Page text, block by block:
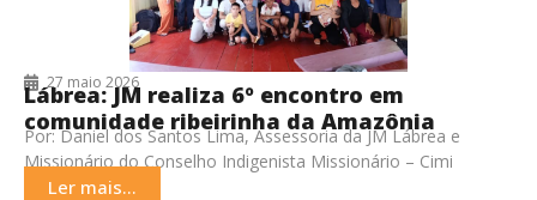
27 maio 2026
Lábrea: JM realiza 6º encontro em
comunidade ribeirinha da Amazônia
Por: Daniel dos Santos Lima, Assessoria da JM Lábrea e
Missionário do Conselho Indigenista Missionário – Cimi
Lábrea. Entre os dias 22 e 24 de maio
Ler mais...